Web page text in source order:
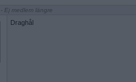
- Ej medlem längre
Draghål